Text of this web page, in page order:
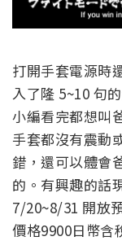
打開手套電源時
入了隆 5~10 句
小編看完都想叫
手套都沒有震動
錯，還可以體會
的。有興趣的話
7/20~8/31 開放
價格9900日幣含